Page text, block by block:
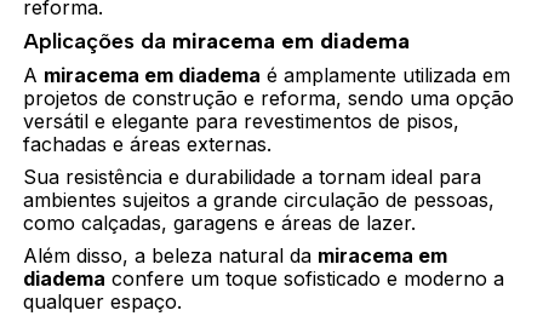
reforma.
Aplicações da miracema em diadema
A miracema em diadema é amplamente utilizada em
projetos de construção e reforma, sendo uma opção
versátil e elegante para revestimentos de pisos,
fachadas e áreas externas.
Sua resistência e durabilidade a tornam ideal para
ambientes sujeitos a grande circulação de pessoas,
como calçadas, garagens e áreas de lazer.
Além disso, a beleza natural da miracema em
diadema confere um toque sofisticado e moderno a
qualquer espaço.